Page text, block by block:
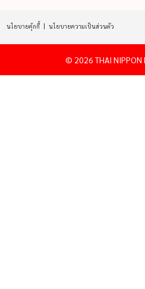
นโยบายคุ้กกี้ นโยบายความเป็นส่วนตัว
© 2026 THAI NIPPON